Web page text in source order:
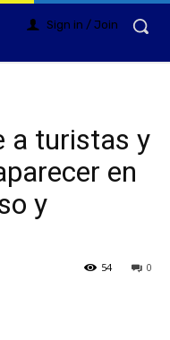
Sign in / Join
a turistas y
en
y
0
54